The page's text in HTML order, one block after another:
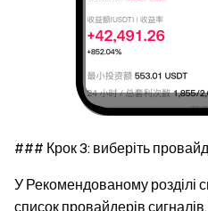
### Крок 3: виберіть
У Рекомендованому розділі
список провайдерів